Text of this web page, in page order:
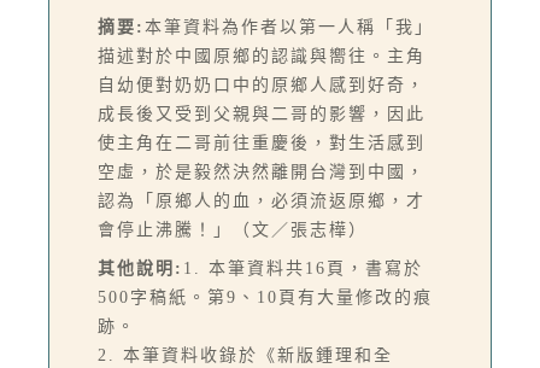
摘要: 本筆資料為作者以第一人稱「我」
描述對於中國原鄉的認識與嚮往。主角
自幼便對奶奶口中的原鄉人感到好奇，
成長後又受到父親與二哥的影響，因此
使主角在二哥前往重慶後，對生活感到
空虛，於是毅然決然離開台灣到中國，
認為「原鄉人的血，必須流返原鄉，才
會停止沸騰！」（文／張志樺）
其他說明: 1. 本筆資料共16頁，書寫於
500字稿紙。第9、10頁有大量修改的痕
跡。
2. 本筆資料收錄於《新版鍾理和全